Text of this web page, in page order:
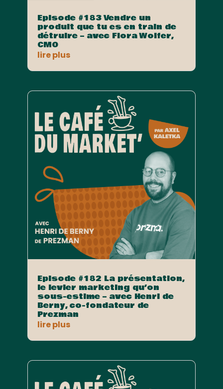
Episode #183 Vendre un
produit que tu es en train de
détruire – avec Flora Wolfer,
CMO
lire plus
Episode #182 La présentation,
le levier marketing qu’on
sous-estime – avec Henri de
Berny, co-fondateur de
Prezman
lire plus